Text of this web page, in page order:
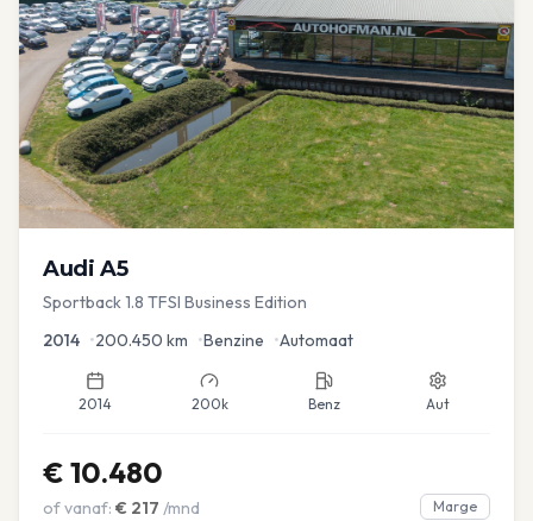
Audi A5
Sportback 1.8 TFSI Business Edition
2014 •200.450 km •Benzine •Automaat
2014 200k Benz Aut
€ 10.480
of vanaf: € 217 /mnd Marge